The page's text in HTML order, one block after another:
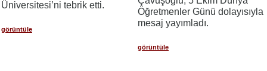
Üniversitesi’ni tebrik etti.
görüntüle
Öğretmenler Günü dolayısıyla
mesaj yayımladı.
görüntüle